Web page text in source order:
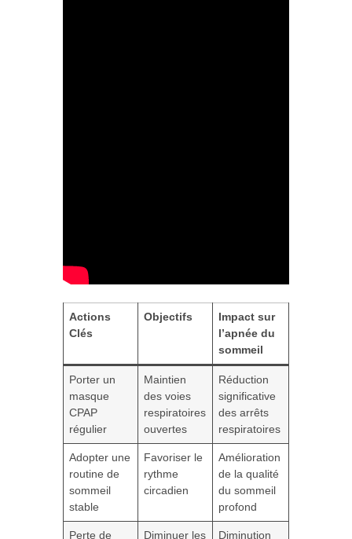
Actions
Clés
Objectifs
Impact sur
l’apnée du
sommeil
Porter un
masque
CPAP
régulier
Maintien
des voies
respiratoires
ouvertes
Réduction
significative
des arrêts
respiratoires
Adopter une
routine de
sommeil
stable
Favoriser le
rythme
circadien
Amélioration
de la qualité
du sommeil
profond
Perte de
Diminuer les
Diminution